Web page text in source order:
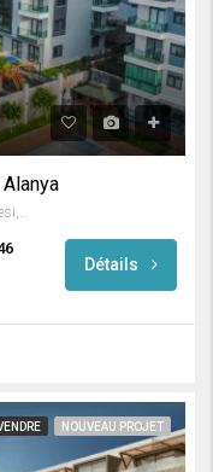
Oba Mahallesi, Alanya, Antalya, Akdeniz Bölgesi, Türkiye
Détails
NOUVEAU PROJET